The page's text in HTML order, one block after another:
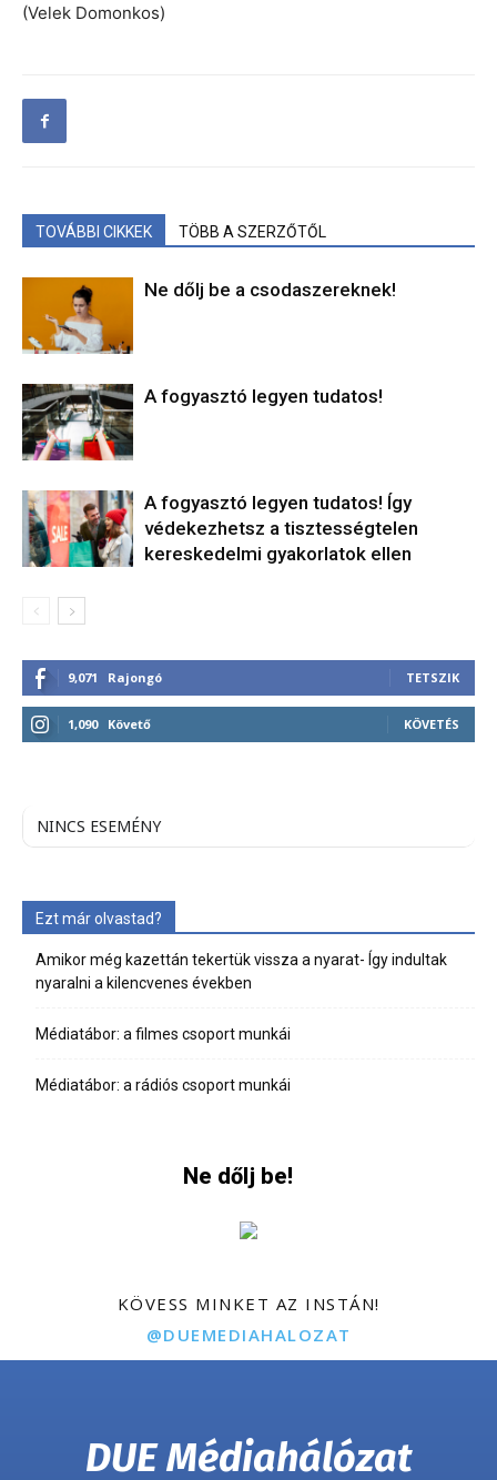
(Velek Domonkos)
TOVÁBBI CIKKEK TÖBB A SZERZŐTŐL
Ne dőlj be a csodaszereknek!
A fogyasztó legyen tudatos!
A fogyasztó legyen tudatos! Így
védekezhetsz a tisztességtelen
kereskedelmi gyakorlatok ellen
9,071 Rajongó TETSZIK
1,090 Követő KÖVETÉS
NINCS ESEMÉNY
Ezt már olvastad?
Amikor még kazettán tekertük vissza a nyarat- Így indultak
nyaralni a kilencvenes években
Médiatábor: a filmes csoport munkái
Médiatábor: a rádiós csoport munkái
Ne dőlj be!
KÖVESS MINKET AZ INSTÁN!
@DUEMEDIAHALOZAT
DUE Médiahálózat